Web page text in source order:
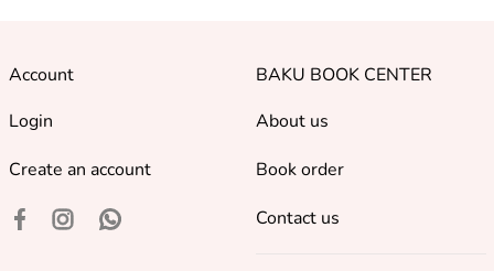
Account
Login
Create an account
BAKU BOOK CENTER
About us
Book order
Contact us